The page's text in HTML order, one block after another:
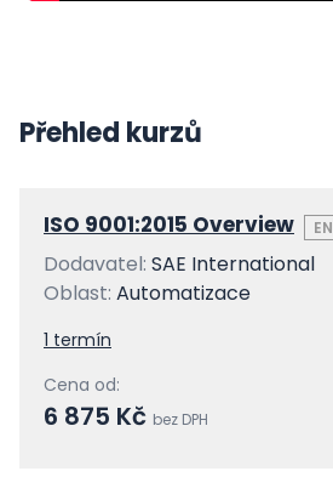
Přehled kurzů
ISO 9001:2015 Overview EN
Dodavatel: SAE International
Oblast: Automatizace
1 termín
Cena od:
6 875 Kč bez DPH